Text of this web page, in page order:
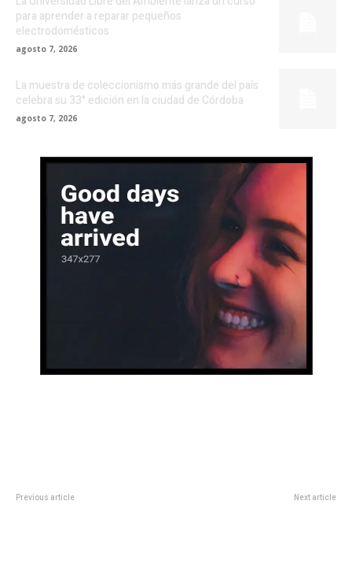
para aprender a reparar pequeños
electrodomésticos
agosto 7, 2026
La muestra de coleccionismo más grande del país
celebra su 33° edición en la ciudad de Córdoba
agosto 7, 2026
Previous article Next article